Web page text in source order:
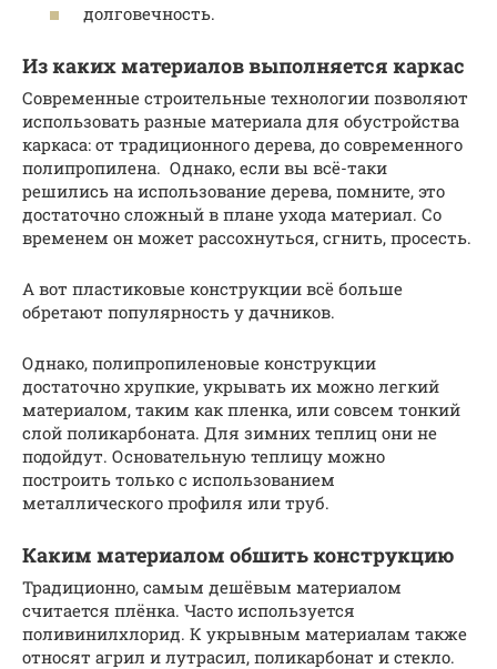
долговечность.
Из каких материалов выполняется каркас
Современные строительные технологии позволяют
использовать разные материала для обустройства
каркаса: от традиционного дерева, до современного
полипропилена. Однако, если вы всё-таки
решились на использование дерева, помните, это
достаточно сложный в плане ухода материал. Со
временем он может рассохнуться, сгнить, просесть.
А вот пластиковые конструкции всё больше
обретают популярность у дачников.
Однако, полипропиленовые конструкции
достаточно хрупкие, укрывать их можно легкий
материалом, таким как пленка, или совсем тонкий
слой поликарбоната. Для зимних теплиц они не
подойдут. Основательную теплицу можно
построить только с использованием
металлического профиля или труб.
Каким материалом обшить конструкцию
Традиционно, самым дешёвым материалом
считается плёнка. Часто используется
поливинилхлорид. К укрывным материалам также
относят агрил и лутрасил, поликарбонат и стекло.